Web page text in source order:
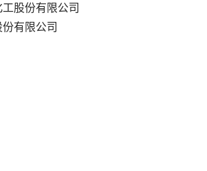
股份有限公司
有限公司